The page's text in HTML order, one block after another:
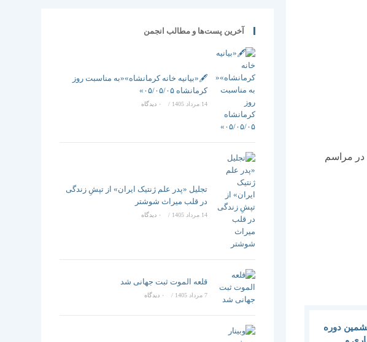
در مراسم
دوره
آخرین پست‌ها و مطالب انجمن
🖋️«بیانیه خانه کرمانشاه»«به مناسبت روز
کرمانشاه ۰۵/۰۵/۰۵»
14 مرداد 1405 / ۰ دیدگاه
تجلیل «پدر علم ژنتیک ایران» از تپشِ زندگی
در قلب میراث شوشتر
14 مرداد 1405 / ۰ دیدگاه
قلعه الموت ثبت جهانی شد
7 مرداد 1405 / ۰ دیدگاه